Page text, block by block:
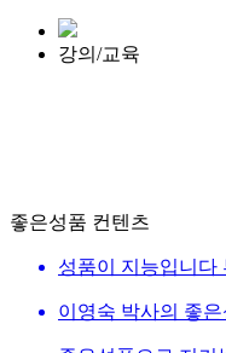
강의/교육
좋은성품 컨텐츠
성품이 지능입니다
이영숙 박사의 좋은